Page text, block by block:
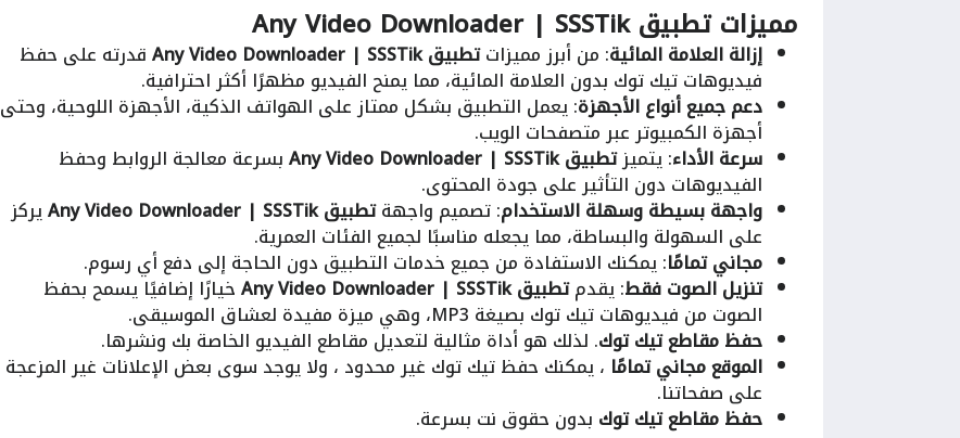
مميزاتتطبيق Any Video Downloader | SSSTik
إزالة العلامة المائية: من أبرز مميزاتتطبيق Any Video Downloader | SSSTik قدرته على حفظ
فيديوهات تيك توك بدون العلامة المائية، مما يمنح الفيديو مظهرًا أكثر احترافية.
دعم جميع أنواع الأجهزة: يعمل التطبيق بشكل ممتاز على الهواتف الذكية، الأجهزة اللوحية، وحتى
أجهزة الكمبيوتر عبر متصفحات الويب.
سرعة الأداء: يتميزتطبيق Any Video Downloader | SSSTik بسرعة معالجة الروابط وحفظ
الفيديوهات دون التأثير على جودة المحتوى.
واجهة بسيطة وسهلة الاستخدام: تصميم واجهةتطبيق Any Video Downloader | SSSTik يركز
على السهولة والبساطة، مما يجعله مناسبًا لجميع الفئات العمرية.
مجاني تمامًا: يمكنك الاستفادة من جميع خدمات التطبيق دون الحاجة إلى دفع أي رسوم.
تنزيل الصوت فقط: يقدمتطبيق Any Video Downloader | SSSTik خيارًا إضافيًا يسمح بحفظ
الصوت من فيديوهات تيك توك بصيغة MP3، وهي ميزة مفيدة لعشاق الموسيقى.
حفظ مقاطع تيك توك. لذلك هو أداة مثالية لتعديل مقاطع الفيديو الخاصة بك ونشرها.
الموقع مجاني تمامًا ، يمكنك حفظ تيك توك غير محدود ، ولا يوجد سوى بعض الإعلانات غير المزعجة
على صفحاتنا.
حفظ مقاطع تيك توك بدون حقوق نت بسرعة.